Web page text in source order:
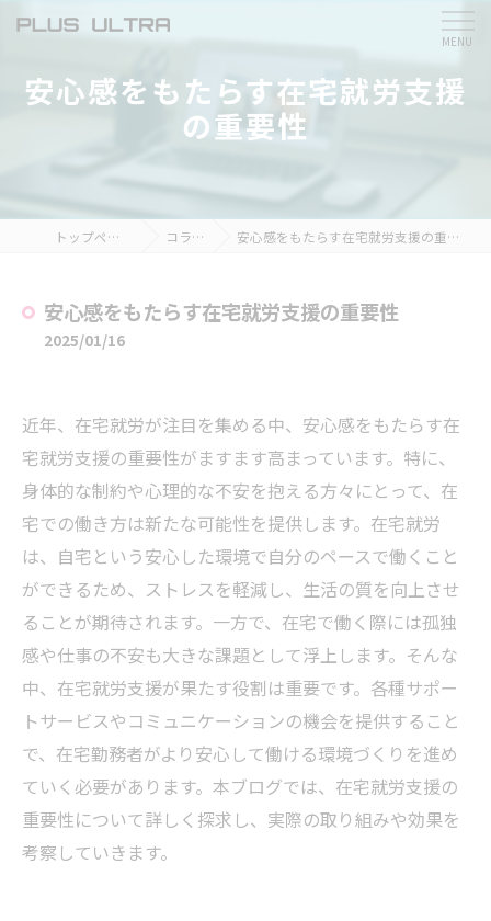
安心感をもたらす在宅就労支援
の重要性
トップページ コラム 安心感をもたらす在宅就労支援の重要性
安心感をもたらす在宅就労支援の重要性
2025/01/16
近年、在宅就労が注目を集める中、安心感をもたらす在
宅就労支援の重要性がますます高まっています。特に、
身体的な制約や心理的な不安を抱える方々にとって、在
宅での働き方は新たな可能性を提供します。在宅就労
は、自宅という安心した環境で自分のペースで働くこと
ができるため、ストレスを軽減し、生活の質を向上させ
ることが期待されます。一方で、在宅で働く際には孤独
感や仕事の不安も大きな課題として浮上します。そんな
中、在宅就労支援が果たす役割は重要です。各種サポー
トサービスやコミュニケーションの機会を提供すること
で、在宅勤務者がより安心して働ける環境づくりを進め
ていく必要があります。本ブログでは、在宅就労支援の
重要性について詳しく探求し、実際の取り組みや効果を
考察していきます。